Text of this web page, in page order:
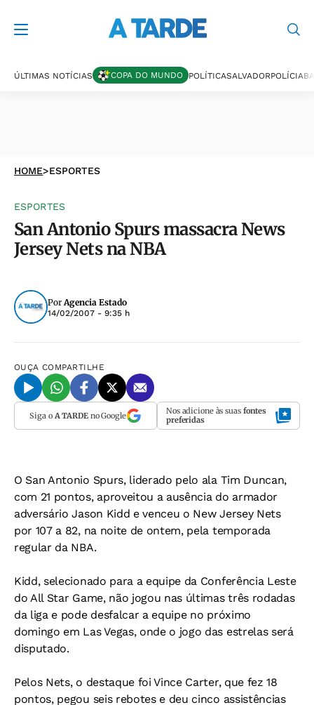
ÚLTIMAS NOTÍCIAS COPA DO MUNDO POLÍTICASALVADORPOLÍCIA
HOME>ESPORTES
ESPORTES
San Antonio Spurs massacra News
Jersey Nets na NBA
PorAgencia Estado
14/02/2007 - 9:35 h
OUÇA COMPARTILHE
Siga o A TARDEno Google Nos adicione às suas fontes
preferidas
O San Antonio Spurs, liderado pelo ala Tim Duncan,
com 21 pontos, aproveitou a ausência do armador
adversário Jason Kidd e venceu o New Jersey Nets
por 107 a 82, na noite de ontem, pela temporada
regular da NBA.
Kidd, selecionado para a equipe da Conferência Leste
do All Star Game, não jogou nas últimas três rodadas
da liga e pode desfalcar a equipe no próximo
domingo em Las Vegas, onde o jogo das estrelas será
disputado.
Pelos Nets, o destaque foi Vince Carter, que fez 18
pontos, pegou seis rebotes e deu cinco assistências